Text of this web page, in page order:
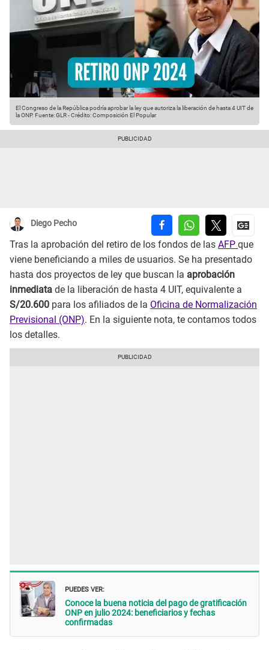
El Congreso de la República podría aprobar la ley que autoriza la liberación de hasta 4 UIT de
la ONP. Fuente: GLR-Crédito: Composición El Popular
Diego Pecho
Tras la aprobación del retiro de los fondos de las AFP que
viene beneficiando a miles de usuarios. Se ha presentado
hasta dos proyectos de ley que buscan la aprobación
inmediata de la liberación de hasta 4 UIT, equivalente a
S/20.600 para los afiliados de la Oficina de Normalización
Previsional (ONP). En la siguiente nota, te contamos todos
los detalles.
PUEDES VER:
Conoce la buena noticia del pago de gratificación
ONP en julio 2024: beneficiarios y fechas
confirmadas